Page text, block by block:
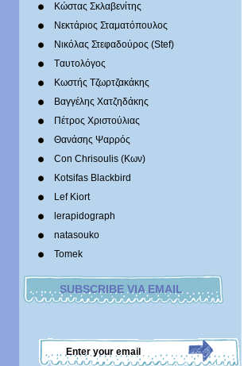
Κώστας Σκλαβενίτης
Νεκτάριος Σταματόπουλος
Νικόλας Στεφαδούρος (Stef)
Tαυτολόγος
Κωστής Τζωρτζακάκης
Βαγγέλης Χατζηδάκης
Πέτρος Χριστούλιας
Θανάσης Ψαρρός
Con Chrisoulis (Κων)
Kotsifas Blackbird
Lef Kiort
lerapidograph
natasouko
Tomek
SUBSCRIBE VIA EMAIL